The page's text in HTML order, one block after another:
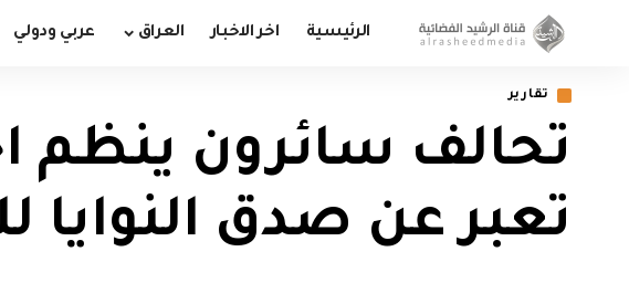
الرئيسية اخر الاخبار العراق عربي ودولي
تقارير
تحالف سائرون ينظم
تعبر عن صدق النوايا